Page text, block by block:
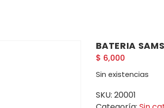
BATERIA
$ 6,000
Sin existencias
SKU: 20001